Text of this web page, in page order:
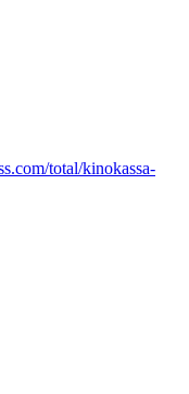
total/kinokassa-